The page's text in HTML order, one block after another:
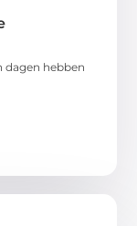
dagen hebben